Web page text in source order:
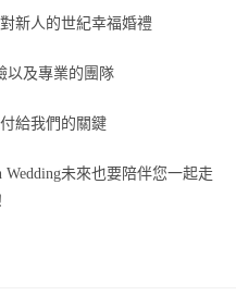
新人的世紀幸福婚禮
以及專業的團隊
給我們的關鍵
未來也要陪伴您一起走